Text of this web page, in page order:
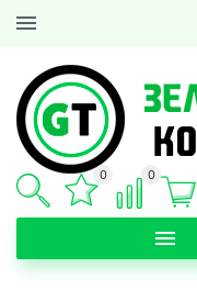
0 0